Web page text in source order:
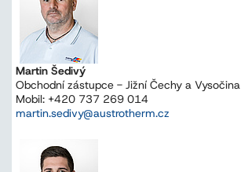
Martin Šedivý
Obchodní zástupce - Jižní Čechy a Vysočina
Mobil: +420 737 269 014
martin.sedivy@austrotherm.cz